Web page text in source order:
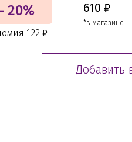
- 20%
122 ₽
610 ₽
*в магазине
Добавить